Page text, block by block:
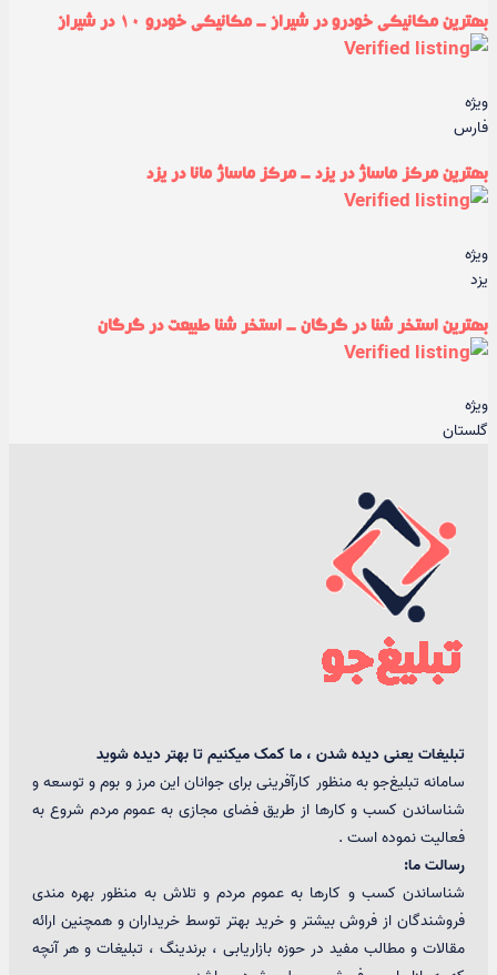
بهترین مکانیکی خودرو در شیراز - مکانیکی خودرو ۱۰ در شیراز
ویژه
فارس
بهترین مرکز ماساژ در یزد - مرکز ماساژ مانا در یزد
ویژه
یزد
بهترین استخر شنا در گرگان - استخر شنا طبیعت در گرگان
ویژه
گلستان
تبلیغات یعنی دیده شدن ، ما کمک میکنیم تا بهتر دیده شوید
سامانه تبلیغ‌جو به منظور کارآفرینی برای جوانان این مرز و بوم و توسعه و
شناساندن کسب و کارها از طریق فضای مجازی به عموم مردم شروع به
فعالیت نموده است .
رسالت ما:
شناساندن کسب و کارها به عموم مردم و تلاش به منظور بهره مندی
فروشندگان از فروش بیشتر و خرید بهتر توسط خریداران و همچنین ارائه
مقالات و مطالب مفید در حوزه بازاریابی ، برندینگ ، تبلیغات و هر آنچه